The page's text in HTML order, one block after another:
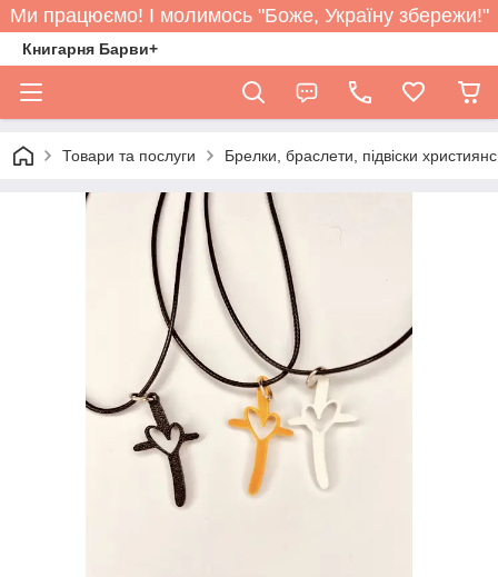
Ми працюємо! І молимось "Боже, Україну збережи!"
Книгарня Барви+
Товари та послуги Брелки, браслети, підвіски